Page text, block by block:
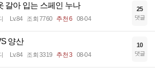
갈아 입는 스페인 누나
Lv.84 조회 7760 추천 6 08-04
25
댓글
양산
Lv.84 조회 3319 추천 3 08-04
10
댓글